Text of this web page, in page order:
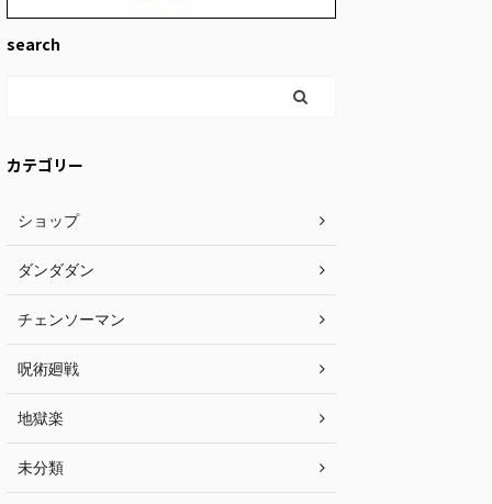
search
カテゴリー
ショップ
ダンダダン
チェンソーマン
呪術廻戦
地獄楽
未分類